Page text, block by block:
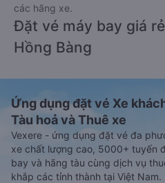
các hãng xe.
Đặt vé máy bay giá
Hồng Bàng
Ứng dụng đặt vé Xe
Tàu hoả và Thuê xe
Vexere - ứng dụng đặt vé đa
xe chất lượng cao, 5000+ tuyến
bay và hãng tàu cùng dịch vụ
khắp các tỉnh thành tại Việt Nam.